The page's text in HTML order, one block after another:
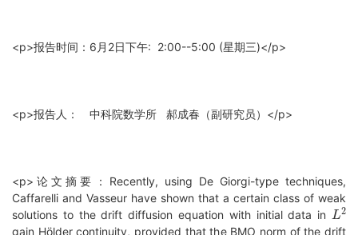
<p>报告时间：6月2日下午: 2:00--5:00 (星期三)</p>
<p>报告人： 中科院数学所 郝成春（副研究员）</p>
<p>论文摘要：Recently, using De Giorgi-type techniques,
Caffarelli and Vasseur have shown that a certain class of weak
solutions to the drift diffusion equation with initial data in
L2
gain Hölder continuity, provided that the BMO norm of the drift